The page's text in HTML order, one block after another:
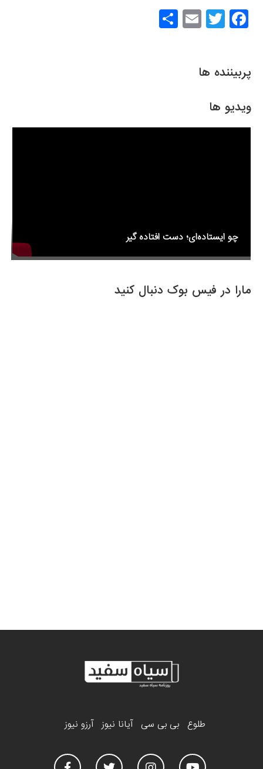
پربیننده ها
ویدیو ها
چو ایستاده‌ای؛ دست افتاده گیر
مارا در فیس بوک دنبال کنید
F
a
e
o
o
T
wi
er
E
m
طلوع بی بی سی آیانا نیوز آرزو نیوز